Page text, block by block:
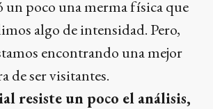
un poco una merma física que
algo de intensidad. Pero,
encontrando una mejor
de ser visitantes.
resiste un poco el análisis,